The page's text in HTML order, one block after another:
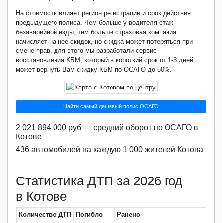
На стоимость влияет регион регистрации и срок действия
предыдущего полиса. Чем больше у водителя стаж
безаварийной езды, тем больше страховая компания
начисляет на нее скидок, но скидка может потеряться при
смене прав, для этого мы разработали сервис
восстановления КБМ, который в короткий срок от 1-3 дней
может вернуть Вам скидку КБМ по ОСАГО до 50%.
Найти самый дешевый полис ОСАГО
2 021 894 000 руб — средний оборот по ОСАГО в
Котове
436 автомобилей на каждую 1 000 жителей Котова
Статистика ДТП за 2026 год
в Котове
Количество ДТП Погибло
Ранено